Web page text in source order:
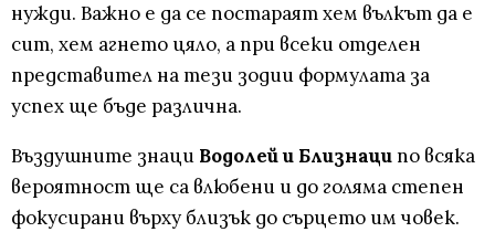
нужди. Важно е да се постараят хем вълкът да е
сит, хем агнето цяло, а при всеки отделен
представител на тези зодии формулата за
успех ще бъде различна.
Въздушните знаци Водолей и Близнаципо всяка
вероятност ще са влюбени и до голяма степен
фокусирани върху близък до сърцето им човек.